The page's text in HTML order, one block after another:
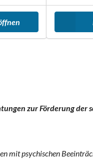
zur Förderung der
mit psychischen